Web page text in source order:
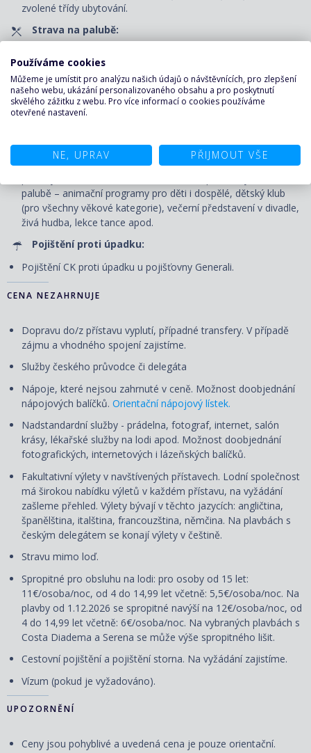
zvolené třídy ubytování.
Strava na palubě:
bufetové restauraci.
Nápoje pouze v bufetové restauraci: voda, káva, čaj u snídaně
a u svačiny v odpoledních hodinách, u oběda a večeře voda.
Volné využití veřejných prostor - bazénu, vířivek, fitness centra
a jiných sportovně-rekreačních zařízení, bezplatné zapůjčení
palubě – animační programy pro děti i dospělé, dětský klub
(pro všechny věkové kategorie), večerní představení v divadle,
živá hudba, lekce tance apod.
Pojištění proti úpadku:
Pojištění CK proti úpadku u pojišťovny Generali.
CENA NEZAHRNUJE
Dopravu do/z přístavu vyplutí, případné transfery. V případě
zájmu a vhodného spojení zajistíme.
Služby českého průvodce či delegáta
Nápoje, které nejsou zahrnuté v ceně. Možnost doobjednání
nápojových balíčků. Orientační nápojový lístek.
Nadstandardní služby - prádelna, fotograf, internet, salón
krásy, lékařské služby na lodi apod. Možnost doobjednání
fotografických, internetových i lázeňských balíčků.
Fakultativní výlety v navštívených přístavech. Lodní společnost
má širokou nabídku výletů v každém přístavu, na vyžádání
zašleme přehled. Výlety bývají v těchto jazycích: angličtina,
španělština, italština, francouzština, němčina. Na plavbách s
českým delegátem se konají výlety v češtině.
Stravu mimo loď.
Spropitné pro obsluhu na lodi: pro osoby od 15 let:
11€/osoba/noc, od 4 do 14,99 let včetně: 5,5€/osoba/noc. Na
plavby od 1.12.2026 se spropitné navýší na 12€/osoba/noc, od
4 do 14,99 let včetně: 6€/osoba/noc. Na vybraných plavbách s
Costa Diadema a Serena se může výše spropitného lišit.
Cestovní pojištění a pojištění storna. Na vyžádání zajistíme.
Vízum (pokud je vyžadováno).
UPOZORNĚNÍ
Ceny jsou pohyblivé a uvedená cena je pouze orientační.
Používáme cookies
Můžeme je umístit pro analýzu našich údajů o návštěvnících, pro zlepšení
našeho webu, ukázání personalizovaného obsahu a pro poskytnutí
skvělého zážitku z webu. Pro více informací o cookies používáme
otevřené nastavení.
NE, UPRAV PŘIJMOUT VŠE